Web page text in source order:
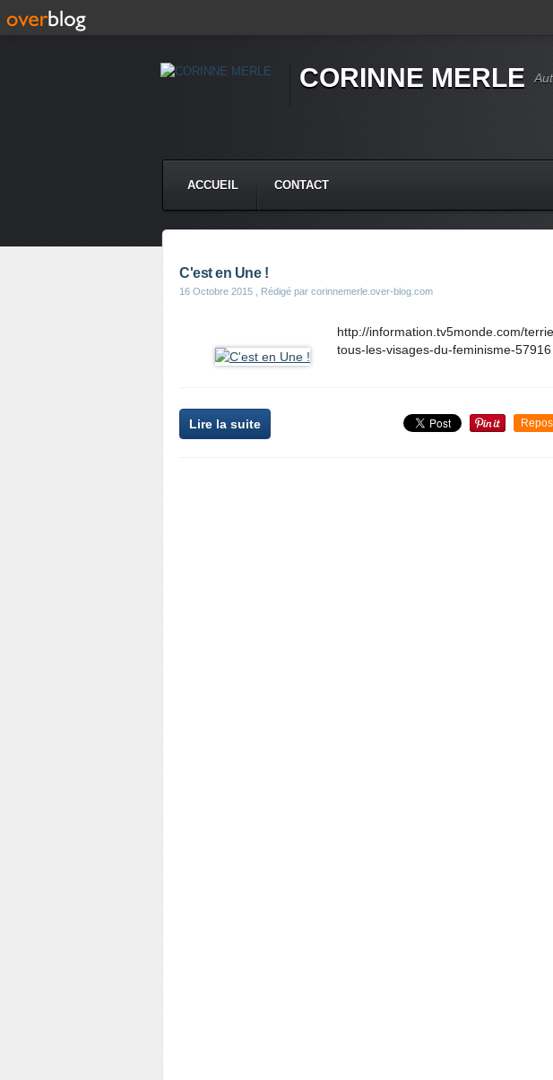
CORINNE MERLE
ACCUEIL CONTACT
C'est en Une !
16 Octobre 2015 , Rédigé par corinnemerle.over-blog.com
http://information.tv5monde.com/
tous-les-visages-du-feminisme-57916
Lire la suite